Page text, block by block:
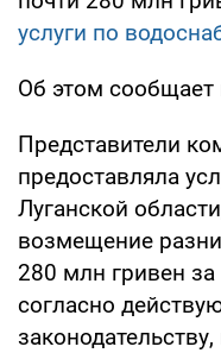
услуги по
Об этом
Представители
предоставляла
Луганской
возмещение
280 млн гривен
согласно